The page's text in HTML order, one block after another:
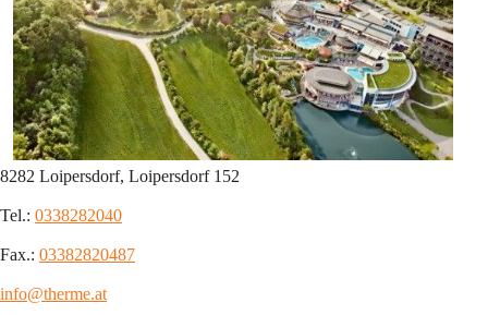
8282 Loipersdorf, Loipersdorf 152
Tel.: 0338282040
Fax.: 03382820487
info@therme.at